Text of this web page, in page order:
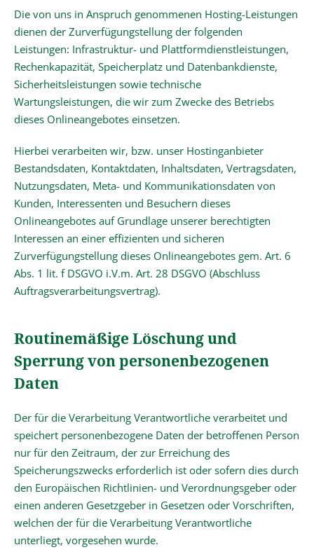
Die von uns in Anspruch genommenen Hosting-Leistungen
dienen der Zurverfügungstellung der folgenden
Leistungen: Infrastruktur- und Plattformdienstleistungen,
Rechenkapazität, Speicherplatz und Datenbankdienste,
Sicherheitsleistungen sowie technische
Wartungsleistungen, die wir zum Zwecke des Betriebs
dieses Onlineangebotes einsetzen.
Hierbei verarbeiten wir, bzw. unser Hostinganbieter
Bestandsdaten, Kontaktdaten, Inhaltsdaten, Vertragsdaten,
Nutzungsdaten, Meta- und Kommunikationsdaten von
Kunden, Interessenten und Besuchern dieses
Onlineangebotes auf Grundlage unserer berechtigten
Interessen an einer effizienten und sicheren
Zurverfügungstellung dieses Onlineangebotes gem. Art. 6
Abs. 1 lit. f DSGVO i.V.m. Art. 28 DSGVO (Abschluss
Auftragsverarbeitungsvertrag).
Routinemäßige Löschung und
Sperrung von personenbezogenen
Daten
Der für die Verarbeitung Verantwortliche verarbeitet und
speichert personenbezogene Daten der betroffenen Person
nur für den Zeitraum, der zur Erreichung des
Speicherungszwecks erforderlich ist oder sofern dies durch
den Europäischen Richtlinien- und Verordnungsgeber oder
einen anderen Gesetzgeber in Gesetzen oder Vorschriften,
welchen der für die Verarbeitung Verantwortliche
unterliegt, vorgesehen wurde.